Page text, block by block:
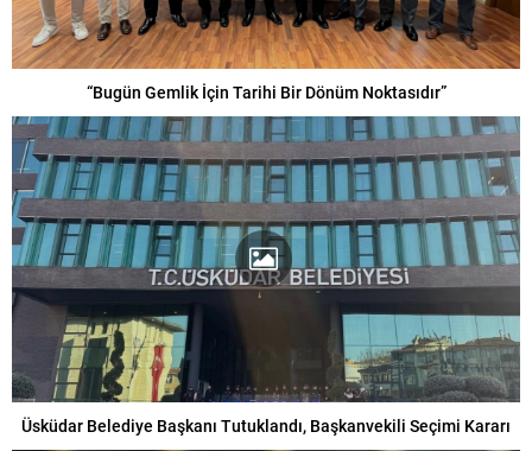
“Bugün Gemlik İçin Tarihi Bir Dönüm Noktasıdır”
Üsküdar Belediye Başkanı Tutuklandı, Başkanvekili Seçimi Kararı